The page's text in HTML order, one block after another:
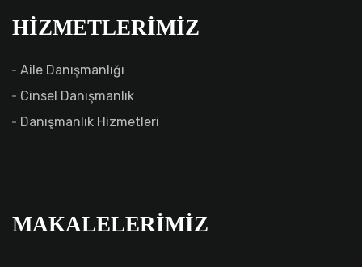
HIZMETLERIMIZ
Aile Danışmanlığı
Cinsel Danışmanlık
Danışmanlık Hizmetleri
MAKALELERIMIZ